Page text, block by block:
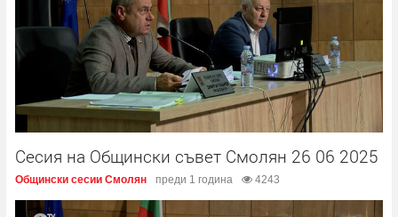
Сесия на Общински съвет Смолян 26 06 2025
Общински сесии Смолян преди 1 година 4243